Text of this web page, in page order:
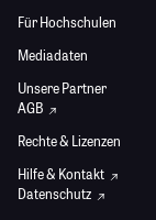
Für Hochschulen
Mediadaten
Unsere Partner
AGB
Rechte & Lizenzen
Hilfe & Kontakt
Datenschutz